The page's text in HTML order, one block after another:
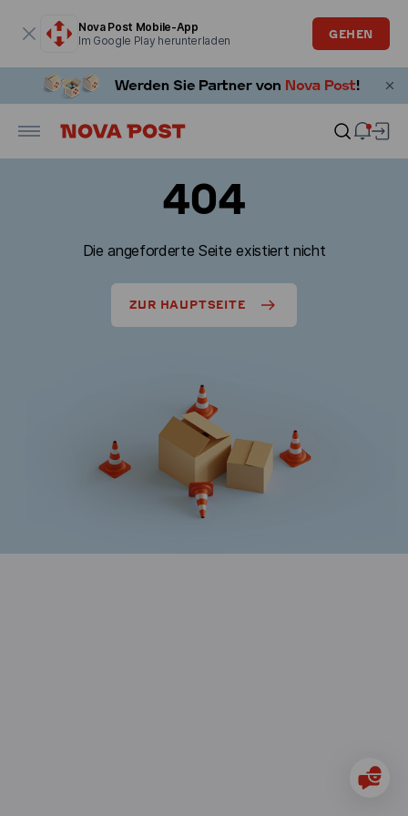
Nova Post Mobile-App
Im Google Play herunterladen
GEHEN
404
Die angeforderte Seite existiert nicht
ZUR HAUPTSEITE